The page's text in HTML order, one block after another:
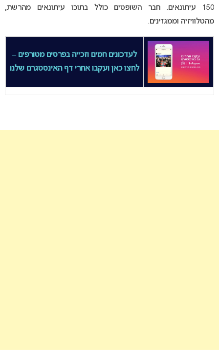
150 עיתונאים. חבר השופטים כולל בתוכו עיתונאים
מהרשת,
מהטלוויזיה וממגזינים.
לעדכונים חמים וזכייה בפרסים מטורפים –
לחצו כאן ועקבו אחרי דף האינסטגרם שלנו